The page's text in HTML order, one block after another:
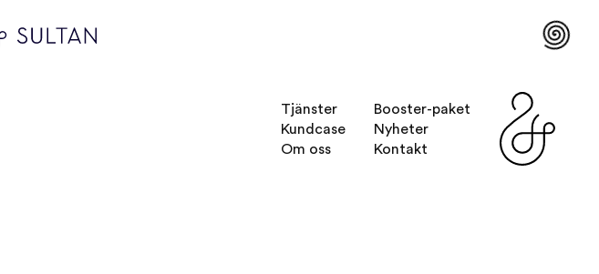
Tjänster
Kundcase
Om oss
Booster-paket
Nyheter
Kontakt